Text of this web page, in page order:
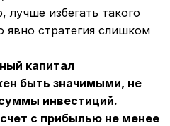
лучше избегать такого
явно стратегия слишком
капитал
быть значимыми, не
инвестиций.
с прибылью не менее